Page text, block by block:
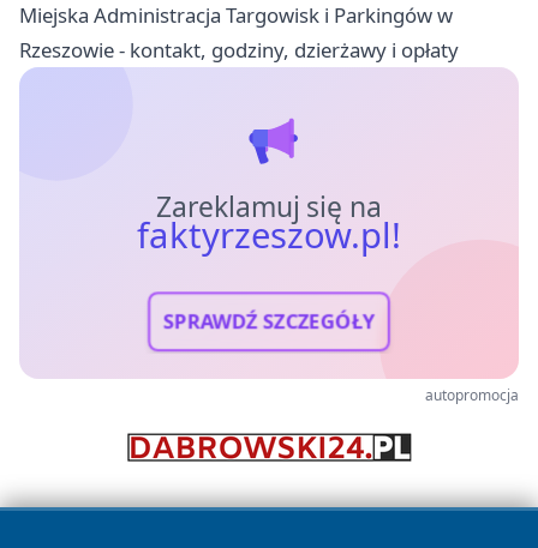
Miejska Administracja Targowisk i Parkingów w
Rzeszowie - kontakt, godziny, dzierżawy i opłaty
Zareklamuj się na
faktyrzeszow.pl!
SPRAWDŹ SZCZEGÓŁY
autopromocja